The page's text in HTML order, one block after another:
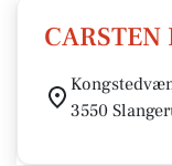
3550